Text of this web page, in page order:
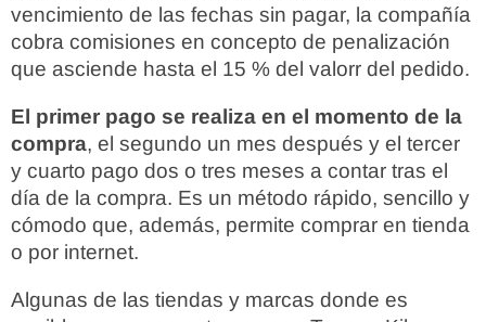
vencimiento de las fechas sin pagar, la compañía
cobra comisiones en concepto de penalización
que asciende hasta el 15 % del valorr del pedido.
El primer pago se realiza en el momento de la
compra, el segundo un mes después y el tercer
y cuarto pago dos o tres meses a contar tras el
día de la compra. Es un método rápido, sencillo y
cómodo que, además, permite comprar en tienda
o por internet.
Algunas de las tiendas y marcas donde es